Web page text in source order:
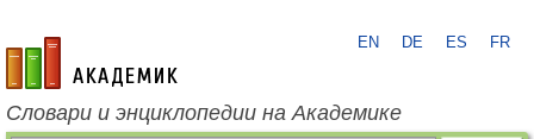
academic.ru
EN DE ES FR
Словари и энциклопедии на Академике